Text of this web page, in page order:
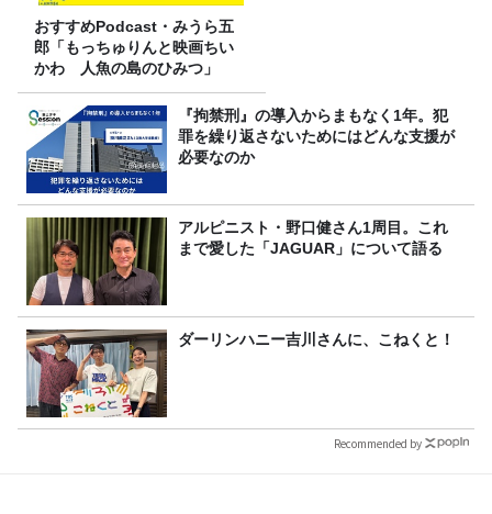
おすすめPodcast・みうら五
郎「もっちゅりんと映画ちい
かわ 人魚の島のひみつ」
『拘禁刑』の導入からまもなく1年。犯
罪を繰り返さないためにはどんな支援が
必要なのか
アルピニスト・野口健さん1周目。これ
まで愛した「JAGUAR」について語る
ダーリンハニー吉川さんに、こねくと！
Recommended by